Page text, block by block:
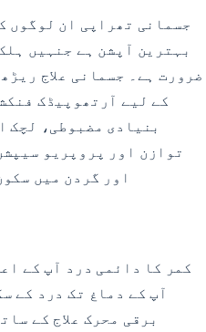
جسمانی تھراپی ان لوگوں
بہترین آپشن ہے جنہیں
ضرورت ہے۔ جسمانی علاج
کے لیے آرتھوپیڈک
بنیادی مضبوطی، لچک
توازن اور پروپریو
اور گردن میں
کمر کا دائمی درد آپ کے
آپ کے دماغ تک درد کے
برقی محرک علاج کے